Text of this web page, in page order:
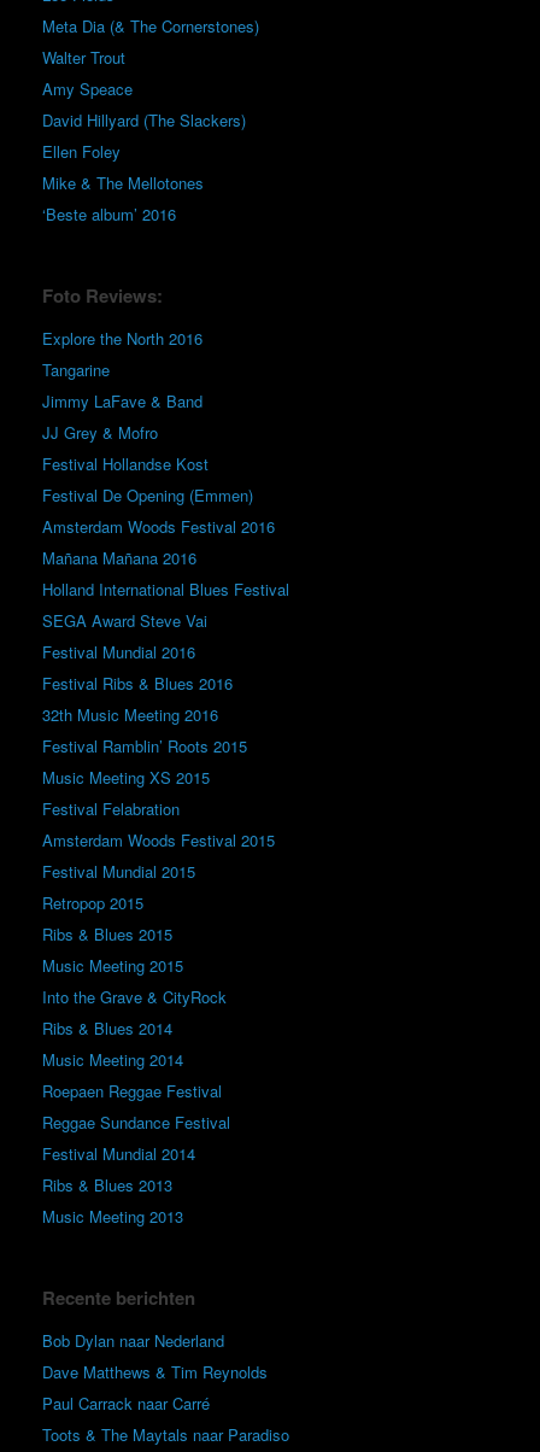
Meta Dia (& The Cornerstones)
Walter Trout
Amy Speace
David Hillyard (The Slackers)
Ellen Foley
Mike & The Mellotones
‘Beste album’ 2016
Foto Reviews:
Explore the North 2016
Tangarine
Jimmy LaFave & Band
JJ Grey & Mofro
Festival Hollandse Kost
Festival De Opening (Emmen)
Amsterdam Woods Festival 2016
Mañana Mañana 2016
Holland International Blues Festival
SEGA Award Steve Vai
Festival Mundial 2016
Festival Ribs & Blues 2016
32th Music Meeting 2016
Festival Ramblin’ Roots 2015
Music Meeting XS 2015
Festival Felabration
Amsterdam Woods Festival 2015
Festival Mundial 2015
Retropop 2015
Ribs & Blues 2015
Music Meeting 2015
Into the Grave & CityRock
Ribs & Blues 2014
Music Meeting 2014
Roepaen Reggae Festival
Reggae Sundance Festival
Festival Mundial 2014
Ribs & Blues 2013
Music Meeting 2013
Recente berichten
Bob Dylan naar Nederland
Dave Matthews & Tim Reynolds
Paul Carrack naar Carré
Toots & The Maytals naar Paradiso